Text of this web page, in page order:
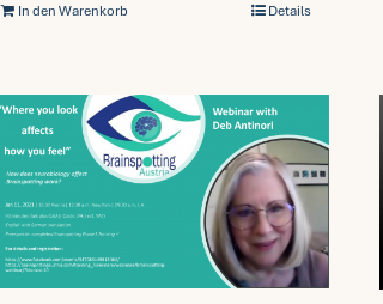
In den Warenkorb Details